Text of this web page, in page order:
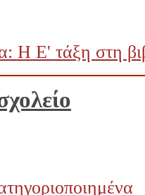
Η Ε' τάξη στη